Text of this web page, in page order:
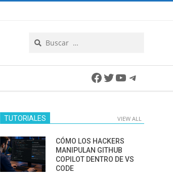
Facebook
Twitter
YouTube
TUTORIALES VIEW ALL
CÓMO LOS HACKERS
MANIPULAN GITHUB
COPILOT DENTRO DE VS
CODE